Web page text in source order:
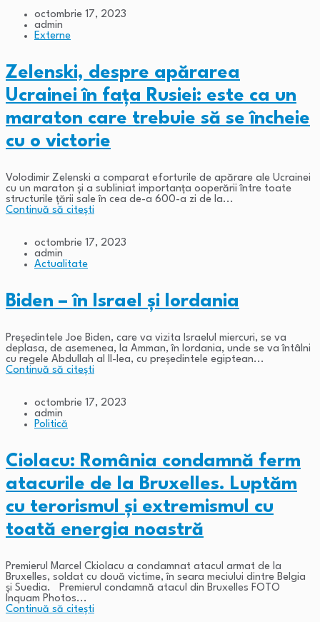
octombrie 17, 2023
admin
Externe
Zelenski, despre apărarea
Ucrainei în fața Rusiei: este ca un
maraton care trebuie să se încheie
cu o victorie
Volodimir Zelenski a comparat eforturile de apărare ale Ucrainei
cu un maraton și a subliniat importanța ooperării între toate
structurile ţării sale în cea de-a 600-a zi de la...
Continuă să citești
octombrie 17, 2023
admin
Actualitate
Biden – în Israel și Iordania
Președintele Joe Biden, care va vizita Israelul miercuri, se va
deplasa, de asemenea, la Amman, în Iordania, unde se va întâlni
cu regele Abdullah al II-lea, cu președintele egiptean...
Continuă să citești
octombrie 17, 2023
admin
Politică
Ciolacu: România condamnă ferm
atacurile de la Bruxelles. Luptăm
cu terorismul și extremismul cu
toată energia noastră
Premierul Marcel Ckiolacu a condamnat atacul armat de la
Bruxelles, soldat cu două victime, în seara meciului dintre Belgia
și Suedia. Premierul condamnă atacul din Bruxelles FOTO
Inquam Photos...
Continuă să citești